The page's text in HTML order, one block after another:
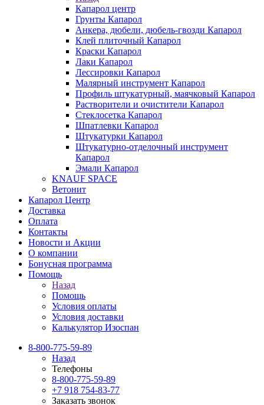
Капарол центр
Грунты Капарол
Анкера, дюбели, дюбель-гвозди Капарол
Клей плиточный Капарол
Краски Капарол
Лаки Капарол
Лессировки Капарол
Малярный инструмент Капарол
Профиль штукатурный, маячковый Капарол
Растворители и очистители Капарол
Cтеклосетка Капарол
Шпатлевки Капарол
Штукатурки Капарол
Штукатурно-отделочный инструмент
Капарол
Эмали Капарол
KNAUF SPACE
Ветонит
Капарол Центр
Доставка
Оплата
Контакты
Новости и Акции
О компании
Бонусная программа
Помощь
Назад
Помощь
Условия оплаты
Условия доставки
Калькулятор Изоспан
8-800-775-59-89
Назад
Телефоны
8-800-775-59-89
+7 918 754-83-77
Заказать звонок